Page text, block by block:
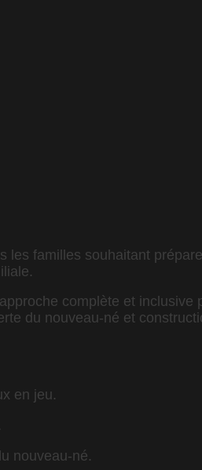
familles souhaitant
complète et
du nouveau-né et
en jeu.
nouveau-né.